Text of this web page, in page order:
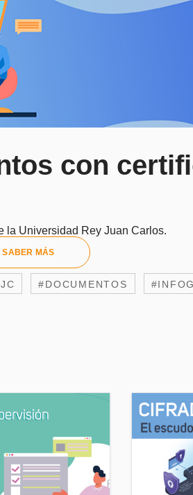
con
la Universidad Rey Juan Carlos.
SABER MÁS
#DOCUMENTOS